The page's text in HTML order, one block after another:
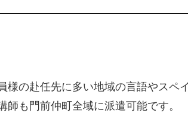
様の赴任先に多い地域の言語やスペ
も門前仲町全域に派遣可能です。